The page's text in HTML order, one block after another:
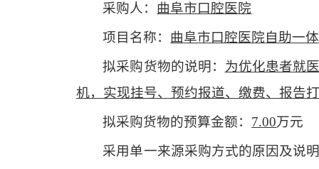
采购人： 曲阜市口腔医院
项目名称： 曲阜市口腔医院自助一
拟采购货物的说明 ： 为优化患者就
机，实现挂号、预约报道、缴费、报告
拟采购货物的预算金额： 7.00万元
采用单一来源采购方式的原因及说